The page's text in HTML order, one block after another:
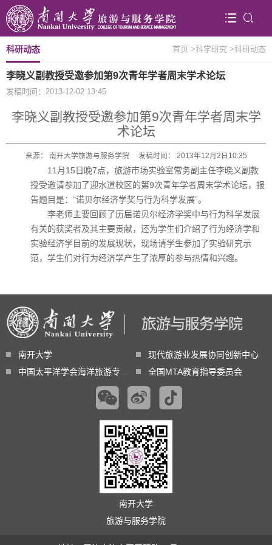
首页 >科学研究 >科研动态
科研动态
李晓义副教授受邀参加第9次青年学者周末学术论坛
发稿时间：2013-12-02 13:45
李晓义副教授受邀参加第9次青年学者周末学
术论坛
来源： 南开大学旅游与服务学院 发稿时间： 2013年12月2日10:35
11月15日晚7点，旅游市场实验室常务副主任李晓义副教
授受邀请参加了迎水道校区的第9次青年学者周末学术论坛，报
告题目是：“诺贝尔经济学奖与行为科学发展”。
李老师主要回顾了历届诺贝尔经济学奖中与行为科学发展
有关的获奖者及其主要贡献，还为学生们介绍了行为经济学和
实验经济学目前的发展现状，现场请学生参加了实验研究示
范，学生们对行为经济学产生了浓厚的参与热情和兴趣。
南开大学
现代旅游业发展协同创新中心
中国太平洋学会海洋旅游专业委员会
全国MTA教育指导委员会
南开大学
旅游与服务学院